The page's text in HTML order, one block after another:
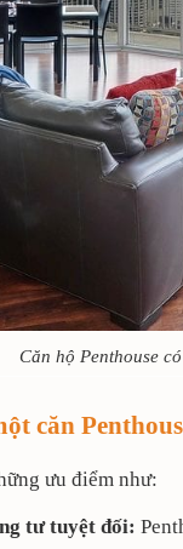
Căn hộ Penthouse
căn
ưu điểm như:
tư tuyệt đối: